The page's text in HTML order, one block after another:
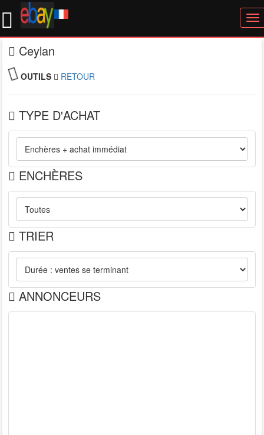
Ceylan
OUTILS RETOUR
TYPE D'ACHAT
ENCHÈRES
TRIER
ANNONCEURS